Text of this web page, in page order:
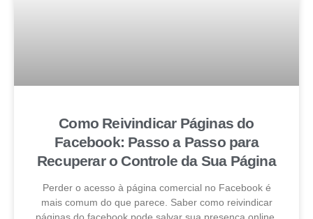
Como Reivindicar Páginas do
Facebook: Passo a Passo para
Recuperar o Controle da Sua Página
Perder o acesso à página comercial no Facebook é
mais comum do que parece. Saber como reivindicar
páginas do facebook pode salvar sua presença online,